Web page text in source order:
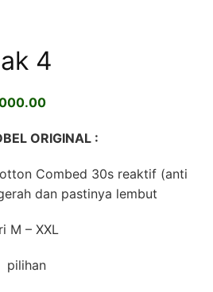
4
Harga
ini
Rp119,000.00.
ORIGINAL :
Combed 30s reaktif (anti
dan pastinya lembut
M – XXL
pilihan